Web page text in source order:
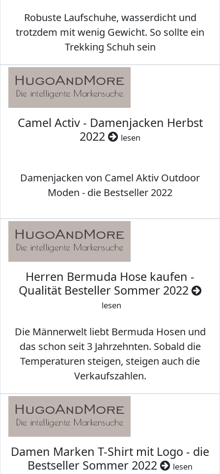
Robuste Laufschuhe, wasserdicht und
trotzdem mit wenig Gewicht. So sollte ein
Trekking Schuh sein
Camel Activ - Damenjacken Herbst
2022
lesen
Damenjacken von Camel Aktiv Outdoor
Moden - die Bestseller 2022
Herren Bermuda Hose kaufen -
Qualität Besteller Sommer 2022
lesen
Die Männerwelt liebt Bermuda Hosen und
das schon seit 3 Jahrzehnten. Sobald die
Temperaturen steigen, steigen auch die
Verkaufszahlen.
Damen Marken T-Shirt mit Logo - die
Bestseller Sommer 2022
lesen